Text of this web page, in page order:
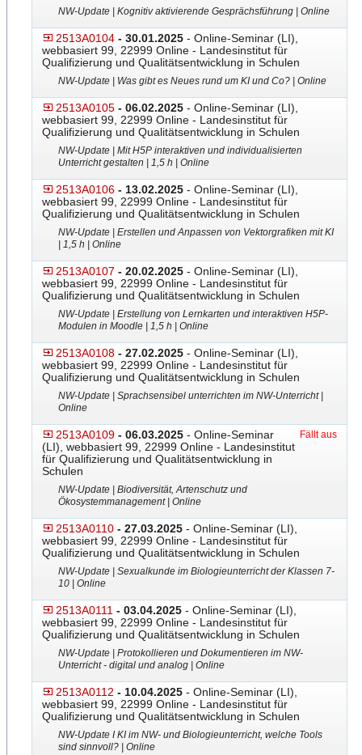
NW-Update | Kognitiv aktivierende Gesprächsführung | Online
2513A0104 - 30.01.2025 - Online-Seminar (LI),
webbasiert 99, 22999 Online - Landesinstitut für
Qualifizierung und Qualitätsentwicklung in Schulen
NW-Update | Was gibt es Neues rund um KI und Co? | Online
2513A0105 - 06.02.2025 - Online-Seminar (LI),
webbasiert 99, 22999 Online - Landesinstitut für
Qualifizierung und Qualitätsentwicklung in Schulen
NW-Update | Mit H5P interaktiven und individualisierten
Unterricht gestalten | 1,5 h | Online
2513A0106 - 13.02.2025 - Online-Seminar (LI),
webbasiert 99, 22999 Online - Landesinstitut für
Qualifizierung und Qualitätsentwicklung in Schulen
NW-Update | Erstellen und Anpassen von Vektorgrafiken mit KI
| 1,5 h | Online
2513A0107 - 20.02.2025 - Online-Seminar (LI),
webbasiert 99, 22999 Online - Landesinstitut für
Qualifizierung und Qualitätsentwicklung in Schulen
NW-Update | Erstellung von Lernkarten und interaktiven H5P-
Modulen in Moodle | 1,5 h | Online
2513A0108 - 27.02.2025 - Online-Seminar (LI),
webbasiert 99, 22999 Online - Landesinstitut für
Qualifizierung und Qualitätsentwicklung in Schulen
NW-Update | Sprachsensibel unterrichten im NW-Unterricht |
Online
2513A0109 - 06.03.2025 - Online-Seminar
(LI), webbasiert 99, 22999 Online - Landesinstitut
für Qualifizierung und Qualitätsentwicklung in
Schulen
Fällt aus
NW-Update | Biodiversität, Artenschutz und
Ökosystemmanagement | Online
2513A0110 - 27.03.2025 - Online-Seminar (LI),
webbasiert 99, 22999 Online - Landesinstitut für
Qualifizierung und Qualitätsentwicklung in Schulen
NW-Update | Sexualkunde im Biologieunterricht der Klassen 7-
10 | Online
2513A0111 - 03.04.2025 - Online-Seminar (LI),
webbasiert 99, 22999 Online - Landesinstitut für
Qualifizierung und Qualitätsentwicklung in Schulen
NW-Update | Protokollieren und Dokumentieren im NW-
Unterricht - digital und analog | Online
2513A0112 - 10.04.2025 - Online-Seminar (LI),
webbasiert 99, 22999 Online - Landesinstitut für
Qualifizierung und Qualitätsentwicklung in Schulen
NW-Update I KI im NW- und Biologieunterricht, welche Tools
sind sinnvoll? | Online